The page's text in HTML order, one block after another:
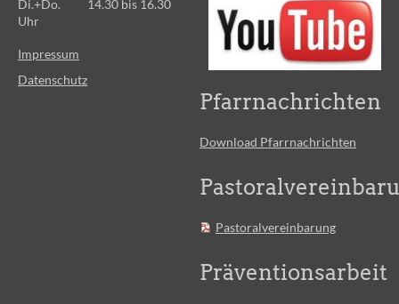
Di.+Do. 14.30 bis 16.30
Uhr
Impressum
Datenschutz
Pfarrnachrichten
Download Pfarrnachrichten
Pastoralvereinbarung
Präventionsarbeit